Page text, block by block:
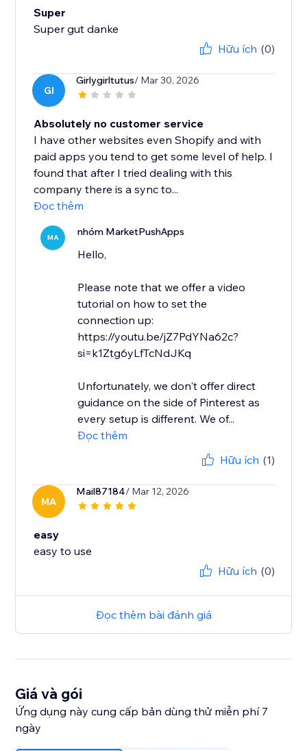
Super
Super gut danke
Hữu ích (0)
GI
Girlygirltutus/ Mar 30, 2026
Absolutely no customer service
I have other websites even Shopify and with
paid apps you tend to get some level of help. I
found that after I tried dealing with this
company there is a sync to...
Đọc thêm
MA nhóm MarketPushApps
Hello,
Please note that we offer a video
tutorial on how to set the
connection up:
https://youtu.be/jZ7PdYNa62c?
si=k1Ztg6yLfTcNdJKq
Unfortunately, we don't offer direct
guidance on the side of Pinterest as
every setup is different. We of...
Đọc thêm
Hữu ích (1)
MA
Mail87184/ Mar 12, 2026
easy
easy to use
Hữu ích (0)
Đọc thêm bài đánh giá
Giá và gói
Ứng dụng này cung cấp bản dùng thử miễn phí 7
ngày